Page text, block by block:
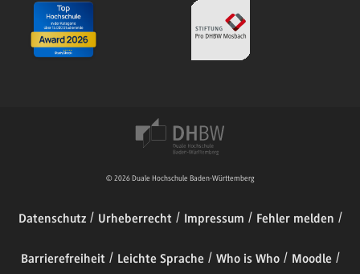
© 2026 Duale Hochschule Baden-Württemberg
Datenschutz Urheberrecht Impressum Fehler melden
Barrierefreiheit Leichte Sprache Who is Who Moodle